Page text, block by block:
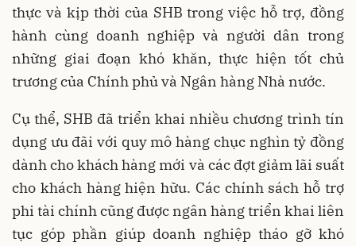
thực và kịp thời của SHB trong việc hỗ trợ, đồng
hành cùng doanh nghiệp và người dân trong
những giai đoạn khó khăn, thực hiện tốt chủ
trương của Chính phủ và Ngân hàng Nhà nước.
Cụ thể, SHB đã triển khai nhiều chương trình tín
dụng ưu đãi với quy mô hàng chục nghìn tỷ đồng
dành cho khách hàng mới và các đợt giảm lãi suất
cho khách hàng hiện hữu. Các chính sách hỗ trợ
phi tài chính cũng được ngân hàng triển khai liên
tục góp phần giúp doanh nghiệp tháo gỡ khó